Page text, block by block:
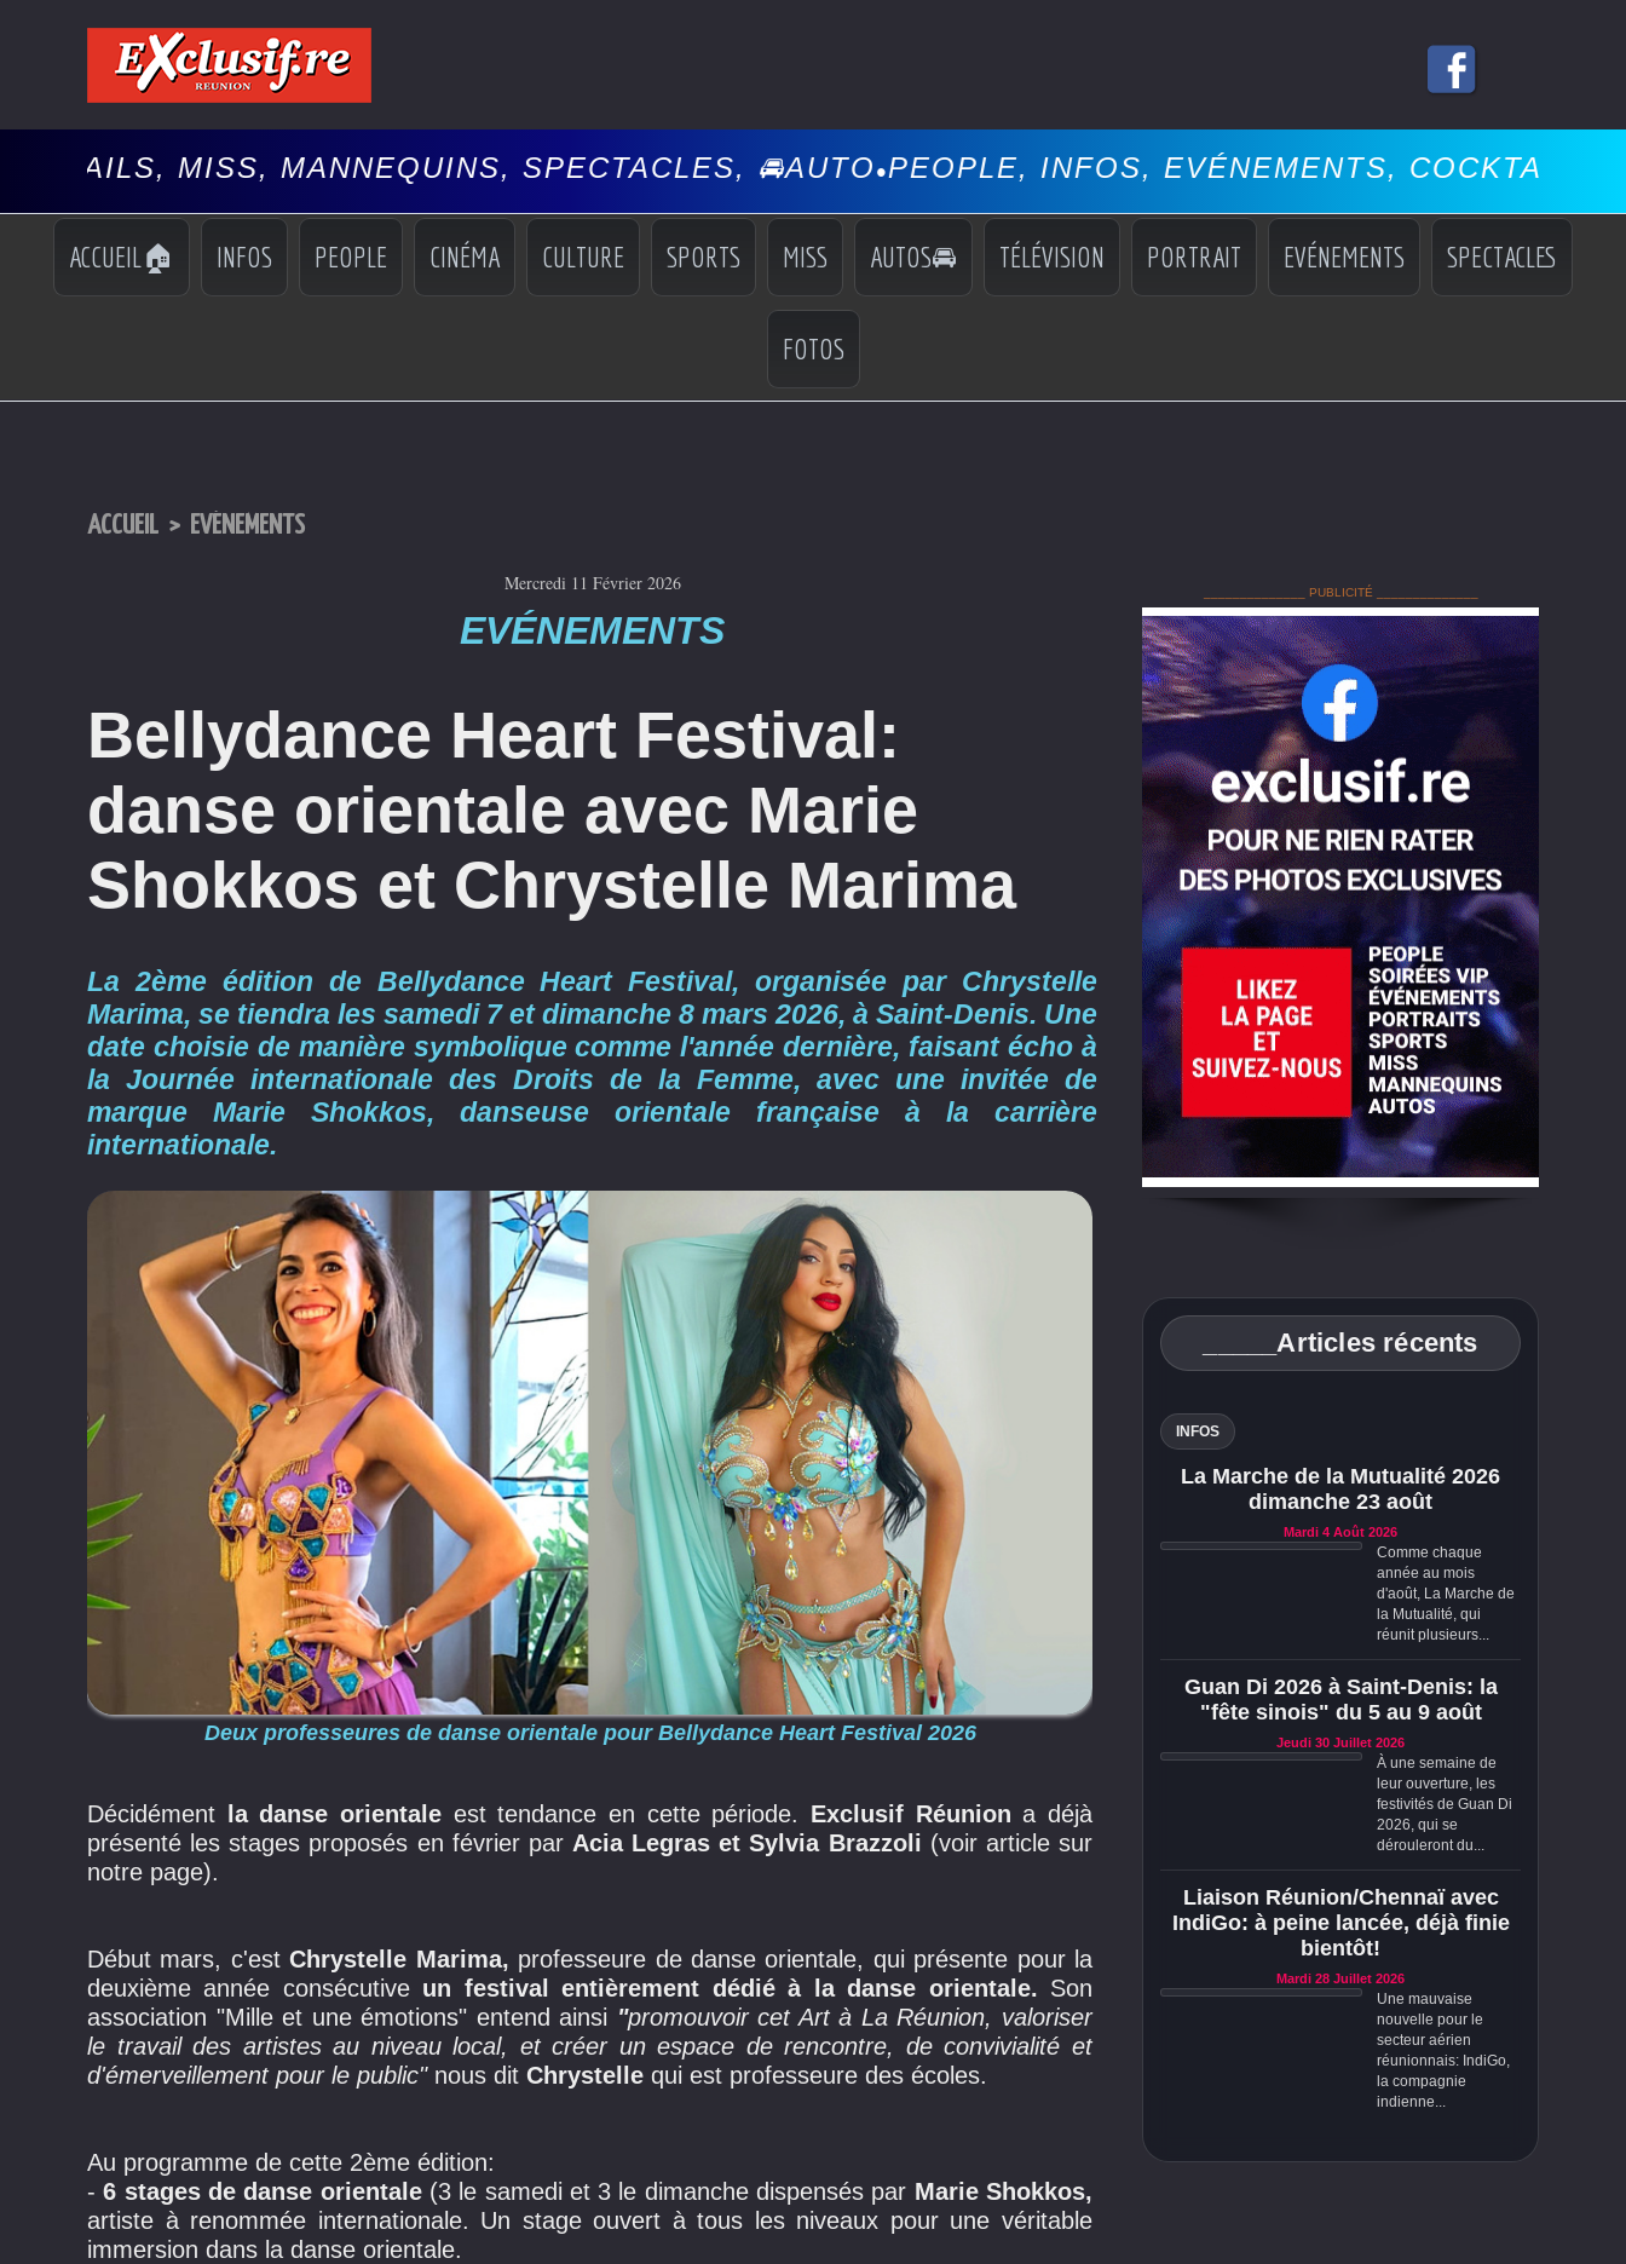
MANNEQUINS, SPECTACLES, 🚘AUTO•PEOPLE, INFOS, EVÉNEMENTS, COCKTAILS, MISS,
ACCUEIL🏠 INFOS PEOPLE CINÉMA CULTURE SPORTS MISS AUTOS🚘 TÉLÉVISION PORTRAIT EVÉNEMENTS SPECTACLES
FOTOS
ACCUEIL > EVÉNEMENTS
Mercredi 11 Février 2026
EVÉNEMENTS
Bellydance Heart Festival:
danse orientale avec Marie
Shokkos et Chrystelle Marima
La 2ème édition de Bellydance Heart Festival, organisée par Chrystelle
Marima, se tiendra les samedi 7 et dimanche 8 mars 2026, à Saint-Denis. Une
date choisie de manière symbolique comme l'année dernière, faisant écho à
la Journée internationale des Droits de la Femme, avec une invitée de
marque Marie Shokkos, danseuse orientale française à la carrière
internationale.
Deux professeures de danse orientale pour Bellydance Heart Festival 2026
Décidément la danse orientale est tendance en cette période. Exclusif Réunion a déjà
présenté les stages proposés en février par Acia Legras et Sylvia Brazzoli (voir article sur
notre page).
Début mars, c'estChrystelle Marima, professeure de danse orientale, qui présente pour la
deuxième année consécutive un festival entièrement dédié à ladanse orientale. Son
association "Mille et une émotions" entend ainsi "promouvoir cet Art à La Réunion, valoriser
le travail des artistes au niveau local, et créer un espace de rencontre, de convivialité et
d'émerveillement pour le public"nous dit Chrystelle qui est professeure des écoles.
Au programme de cette 2ème édition:
-6 stages de danse orientale(3 le samedi et 3 le dimanche dispensés par Marie Shokkos,
artiste à renommée internationale. Un stage ouvert à tous les niveaux pour une véritable
immersion dans la danse orientale.
______________ PUBLICITÉ ______________
_____Articles récents
INFOS
La Marche de la Mutualité 2026
dimanche 23 août
Mardi 4 Août 2026
Comme chaque
année au mois
d'août, La Marche de
la Mutualité, qui
réunit plusieurs...
Guan Di 2026 à Saint-Denis: la
"fête sinois" du 5 au 9 août
Jeudi 30 Juillet 2026
À une semaine de
leur ouverture, les
festivités de Guan Di
2026, qui se
dérouleront du...
Liaison Réunion/Chennaï avec
IndiGo: à peine lancée, déjà finie
bientôt!
Mardi 28 Juillet 2026
Une mauvaise
nouvelle pour le
secteur aérien
réunionnais: IndiGo,
la compagnie
indienne...